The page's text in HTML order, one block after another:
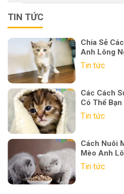
TIN TỨC
Chia Sẻ
Anh Lông
Tin tức
Các Cách
Có Thể Bạn
Tin tức
Cách Nuôi
Mèo Anh
Tin tức